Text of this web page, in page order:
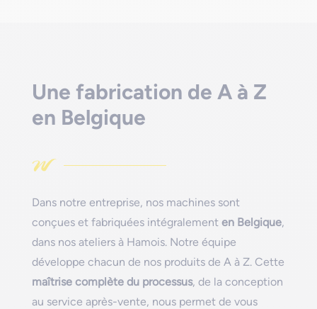
Une fabrication de A à Z
en Belgique
Dans notre entreprise, nos machines sont
conçues et fabriquées intégralement en Belgique,
dans nos ateliers à Hamois. Notre équipe
développe chacun de nos produits de A à Z. Cette
maîtrise complète du processus, de la conception
au service après-vente, nous permet de vous